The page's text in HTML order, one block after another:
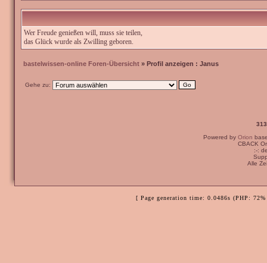
Wer Freude genießen will, muss sie teilen,
das Glück wurde als Zwilling geboren.
bastelwissen-online Foren-Übersicht » Profil anzeigen : Janus
Gehe zu:
Powered by Orion
CBACK
:-:
Alle
[ Page generation time: 0.0486s (PHP: